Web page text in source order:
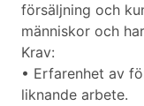
försäljning och
människor och
Krav:
• Erfarenhet av
liknande arbete.